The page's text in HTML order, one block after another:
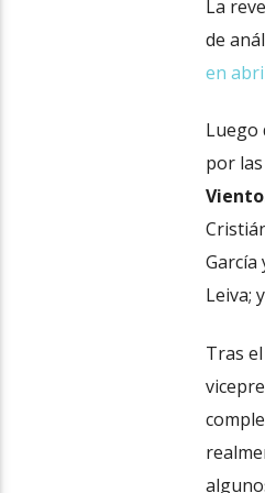
La
de
en
Luego
por
García
Leiva;
Tras